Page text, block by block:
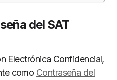
del SAT
Electrónica Confidencial,
como Contraseña del